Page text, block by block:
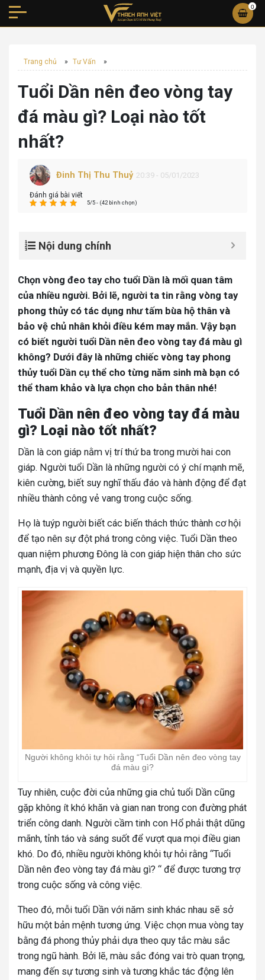
0
Trang chủ » Tư Vấn »
Tuổi Dần nên đeo vòng tay
đá màu gì? Loại nào tốt
nhất?
Đinh Thị Thu Thuỷ 20:39 - 05/01/2023
Đánh giá bài viết
5/5 - (42 bình chọn)
Nội dung chính
Chọn vòng đeo tay cho tuổi Dần là mối quan tâm
của nhiều người. Bởi lẽ, người ta tin rằng vòng tay
phong thủy có tác dụng như tấm bùa hộ thân và
bảo vệ chủ nhân khỏi điều kém may mắn. Vậy bạn
có biết người tuổi Dần nên đeo vòng tay đá màu gì
không? Dưới đây là những chiếc vòng tay phong
thủy tuổi Dần cụ thể cho từng năm sinh mà bạn có
thể tham khảo và lựa chọn cho bản thân nhé!
Tuổi Dần nên đeo vòng tay đá màu
gì? Loại nào tốt nhất?
Dần là con giáp nằm vị trí thứ ba trong mười hai con
giáp. Người tuổi Dần là những người có ý chí mạnh mẽ,
kiên cường, biết suy nghĩ thấu đáo và hành động để đạt
nhiều thành công vẻ vang trong cuộc sống.
Họ là tuýp người biết các biến thách thức thành cơ hội
để tạo nên sự đột phá trong công việc. Tuổi Dần theo
quan niệm phương Đông là con giáp hiện thân cho sức
mạnh, địa vị và quyền lực.
Người không khỏi tự hỏi rằng “Tuổi Dần nên đeo vòng tay
đá màu gì?
Tuy nhiên, cuộc đời của những gia chủ tuổi Dần cũng
gặp không ít khó khăn và gian nan trong con đường phát
triển công danh. Người cầm tinh con Hổ phải thật dũng
mãnh, tỉnh táo và sáng suốt để vượt qua mọi điều gian
khó. Do đó, nhiều người không khỏi tự hỏi rằng “Tuổi
Dần nên đeo vòng tay đá màu gì? “ để được tương trợ
trong cuộc sống và công việc.
Theo đó, mỗi tuổi Dần với năm sinh khác nhau sẽ sở
hữu một bản mệnh tương ứng. Việc chọn mua vòng tay
bằng đá phong thủy phải dựa theo quy tắc màu sắc
trong ngũ hành. Bởi lẽ, màu sắc đóng vai trò quan trọng,
mang đến sự tương sinh và tương khắc tác động lên